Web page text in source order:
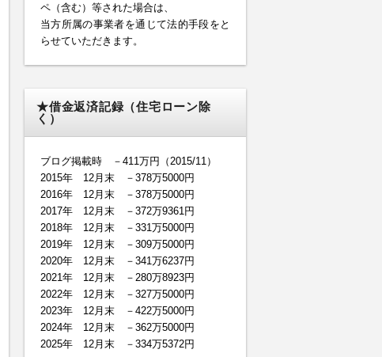
ペ（含む）等された場合は、
当方所属の事業者を通じて法的手段をと
らせていただきます。
★借金返済記録（住宅ローン除
く）
ブログ掲載時 －411万円（2015/11）
2015年 12月末 －378万5000円
2016年 12月末 －378万5000円
2017年 12月末 －372万9361円
2018年 12月末 －331万5000円
2019年 12月末 －309万5000円
2020年 12月末 －341万6237円
2021年 12月末 －280万8923円
2022年 12月末 －327万5000円
2023年 12月末 －422万5000円
2024年 12月末 －362万5000円
2025年 12月末 －334万5372円